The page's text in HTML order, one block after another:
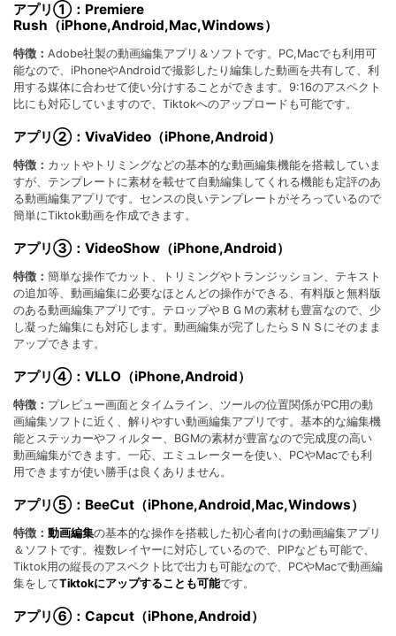
アプリ①：Premiere
Rush（iPhone,Android,Mac,Windows）
特徴： Adobe社製の動画編集アプリ＆ソフトです。PC,Macでも利用可
能なので、iPhoneやAndroidで撮影したり編集した動画を共有して、利
用する媒体に合わせて使い分けすることができます。9:16のアスペクト
比にも対応していますので、Tiktokへのアップロードも可能です。
アプリ②：VivaVideo（iPhone,Android）
特徴： カットやトリミングなどの基本的な動画編集機能を搭載していま
すが、テンプレートに素材を載せて自動編集してくれる機能も定評のあ
る動画編集アプリです。センスの良いテンプレートがそろっているので
簡単にTiktok動画を作成できます。
アプリ③：VideoShow（iPhone,Android）
特徴： 簡単な操作でカット、トリミングやトランジッション、テキスト
の追加等、動画編集に必要なほとんどの操作ができる、有料版と無料版
のある動画編集アプリです。テロップやＢＧＭの素材も豊富なので、少
し凝った編集にも対応します。動画編集が完了したらＳＮＳにそのまま
アップできます。
アプリ④：VLLO（iPhone,Android）
特徴： プレビュー画面とタイムライン、ツールの位置関係がPC用の動
画編集ソフトに近く、解りやすい動画編集アプリです。基本的な編集機
能とステッカーやフィルター、BGMの素材が豊富なので完成度の高い
動画編集ができます。一応、エミュレーターを使い、PCやMacでも利
用できますが使い勝手は良くありません。
アプリ⑤：BeeCut（iPhone,Android,Mac,Windows）
特徴： 動画編集の基本的な操作を搭載した初心者向けの動画編集アプリ
＆ソフトです。複数レイヤーに対応しているので、PIPなども可能で、
Tiktok用の縦長のアスペクト比で出力も可能なので、PCやMacで動画編
集をしてTiktokにアップすることも可能です。
アプリ⑥：Capcut（iPhone,Android）